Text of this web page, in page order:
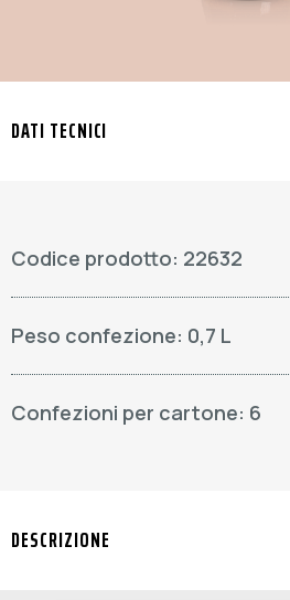
DATI TECNICI
Codice prodotto: 22632
Peso confezione: 0,7 L
Confezioni per cartone: 6
DESCRIZIONE